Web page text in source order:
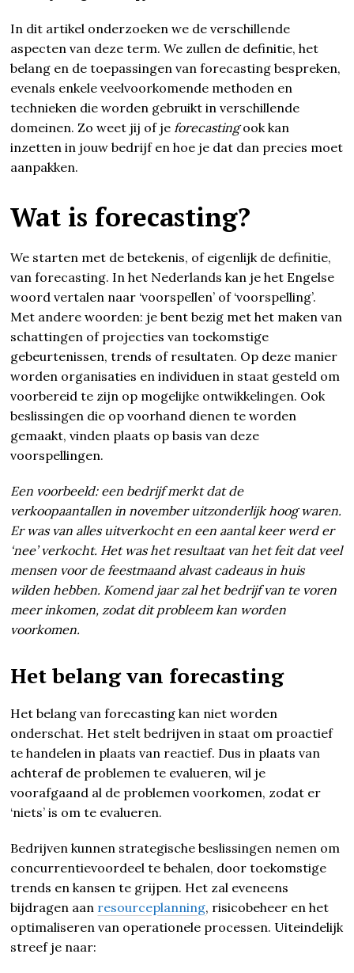
In dit artikel onderzoeken we de verschillende
aspecten van deze term. We zullen de definitie, het
belang en de toepassingen van forecasting bespreken,
evenals enkele veelvoorkomende methoden en
technieken die worden gebruikt in verschillende
domeinen. Zo weet jij of je forecastingook kan
inzetten in jouw bedrijf en hoe je dat dan precies moet
aanpakken.
Wat is forecasting?
We starten met de betekenis, of eigenlijk de definitie,
van forecasting. In het Nederlands kan je het Engelse
woord vertalen naar ‘voorspellen’ of ‘voorspelling’.
Met andere woorden: je bent bezig met het maken van
schattingen of projecties van toekomstige
gebeurtenissen, trends of resultaten. Op deze manier
worden organisaties en individuen in staat gesteld om
voorbereid te zijn op mogelijke ontwikkelingen. Ook
beslissingen die op voorhand dienen te worden
gemaakt, vinden plaats op basis van deze
voorspellingen.
Een voorbeeld: een bedrijf merkt dat de
verkoopaantallen in november uitzonderlijk hoog waren.
Er was van alles uitverkocht en een aantal keer werd er
‘nee’ verkocht. Het was het resultaat van het feit dat veel
mensen voor de feestmaand alvast cadeaus in huis
wilden hebben. Komend jaar zal het bedrijf van te voren
meer inkomen, zodat dit probleem kan worden
voorkomen.
Het belang van forecasting
Het belang van forecasting kan niet worden
onderschat. Het stelt bedrijven in staat om proactief
te handelen in plaats van reactief. Dus in plaats van
achteraf de problemen te evalueren, wil je
voorafgaand al de problemen voorkomen, zodat er
‘niets’ is om te evalueren.
Bedrijven kunnen strategische beslissingen nemen om
concurrentievoordeel te behalen, door toekomstige
trends en kansen te grijpen. Het zal eveneens
bijdragen aan resourceplanning, risicobeheer en het
optimaliseren van operationele processen. Uiteindelijk
streef je naar: